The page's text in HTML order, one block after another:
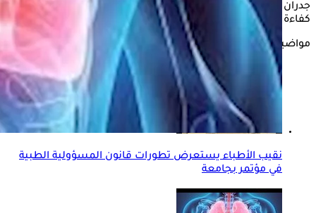
جدران الحويصلات الهوائية وانخفاض مرونة الرئة، وبالتالي ضعف
كفاءة تبادل الغازات والأكسجين داخل الجسم.
مواضيع ذات صلة
نقيب الأطباء يستعرض تطورات قانون المسؤولية الطبية
في مؤتمر بجامعة